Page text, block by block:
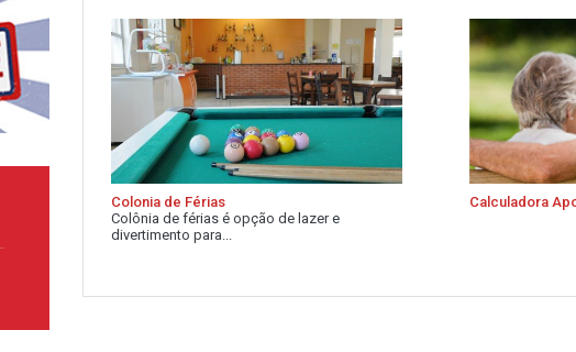
Colonia de Férias
Colônia de férias é opção de lazer e
divertimento para...
Calculadora